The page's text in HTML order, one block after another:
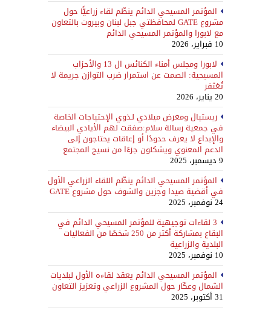
المؤتمر المسيحي الدائم ينظّم لقاء زراعيًّا حول
مشروع GATE لمحافظتي جبل لبنان وبيروت بالتعاون
مع لابورا والمؤتمر المسيحي الدائم
10 فبراير، 2026
لابورا ومجلس أمناء الكنائس ال 13 والأحزاب
المسيحية: الصمت عن استمرار ضرب التوازن جريمة لا
تُغتَفر
20 يناير، 2026
ريستيال ومعرض ميلادي لـذوي الإحتياجات الخاصة
في جمعية رسالة سلام:صفقت لهم الأيادي البيضاء
والإبداع لا يعرف حدودًا أو إعاقات يحتاجون إلى
الدعم المعنوي ويشكلون جزءًا من نسيج المجتمع
9 ديسمبر، 2025
المؤتمر المسيحي الدائم ينظّم اللقاء الزراعي الأول
في أقضية صيدا وجزين والشوف حول مشروع GATE
24 نوفمبر، 2025
3 لقاءات توجيهية للمؤتمر المسيحي الدائم في
البقاع بمشاركة أكثر من 250 شخصًا من الفعاليات
البلدية والزراعية
10 نوفمبر، 2025
المؤتمر المسيحي الدائم يعقد لقاءه الأول لبلديات
الشمال وعكّار حول المشروع الزراعي وتعزيز التعاون
31 أكتوبر، 2025